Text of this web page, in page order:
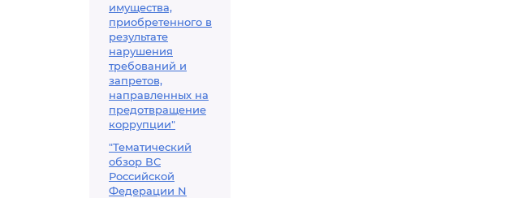
имущества,
приобретенного в
результате
нарушения
требований и
запретов,
направленных на
предотвращение
коррупции"
"Тематический
обзор ВС
Российской
Федерации N